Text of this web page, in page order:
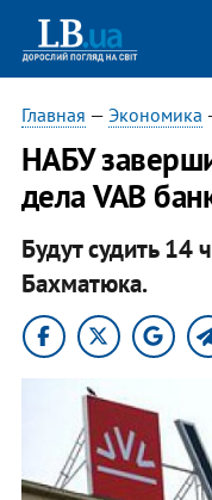
Главная — Экономика
НАБУ
дела VAB
Будут судить 14
Бахматюка.